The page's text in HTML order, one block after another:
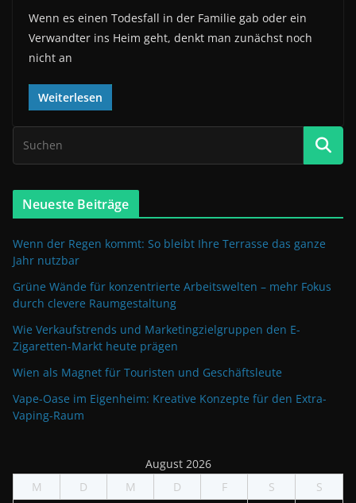
Wenn es einen Todesfall in der Familie gab oder ein
Verwandter ins Heim geht, denkt man zunächst noch
nicht an
Weiterlesen
Neueste Beiträge
Wenn der Regen kommt: So bleibt Ihre Terrasse das ganze
Jahr nutzbar
Grüne Wände für konzentrierte Arbeitswelten – mehr Fokus
durch clevere Raumgestaltung
Wie Verkaufstrends und Marketingzielgruppen den E-
Zigaretten-Markt heute prägen
Wien als Magnet für Touristen und Geschäftsleute
Vape-Oase im Eigenheim: Kreative Konzepte für den Extra-
Vaping-Raum
August 2026
M
D M D F S
S